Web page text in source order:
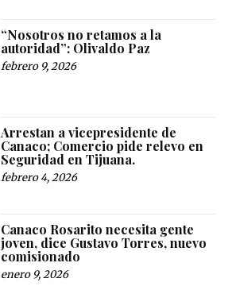
“Nosotros no retamos a la
autoridad”: Olivaldo Paz
febrero 9, 2026
Arrestan a vicepresidente de
Canaco; Comercio pide relevo en
Seguridad en Tijuana.
febrero 4, 2026
Canaco Rosarito necesita gente
joven, dice Gustavo Torres, nuevo
comisionado
enero 9, 2026